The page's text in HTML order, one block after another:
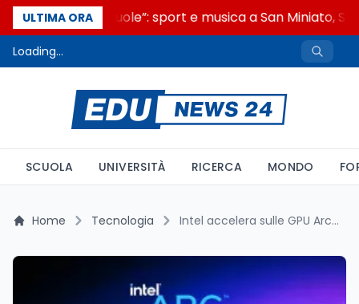
ULTIMA ORA
“Noi siamo le Scuole”: sport e musica a San Miniato,
Loading...
SCUOLA UNIVERSITÀ RICERCA MONDO
Home Tecnologia Intel accelera sulle GPU Arc: Nuovi ingegneri cercasi per sfidare NVIDIA nel gaming di fascia alta